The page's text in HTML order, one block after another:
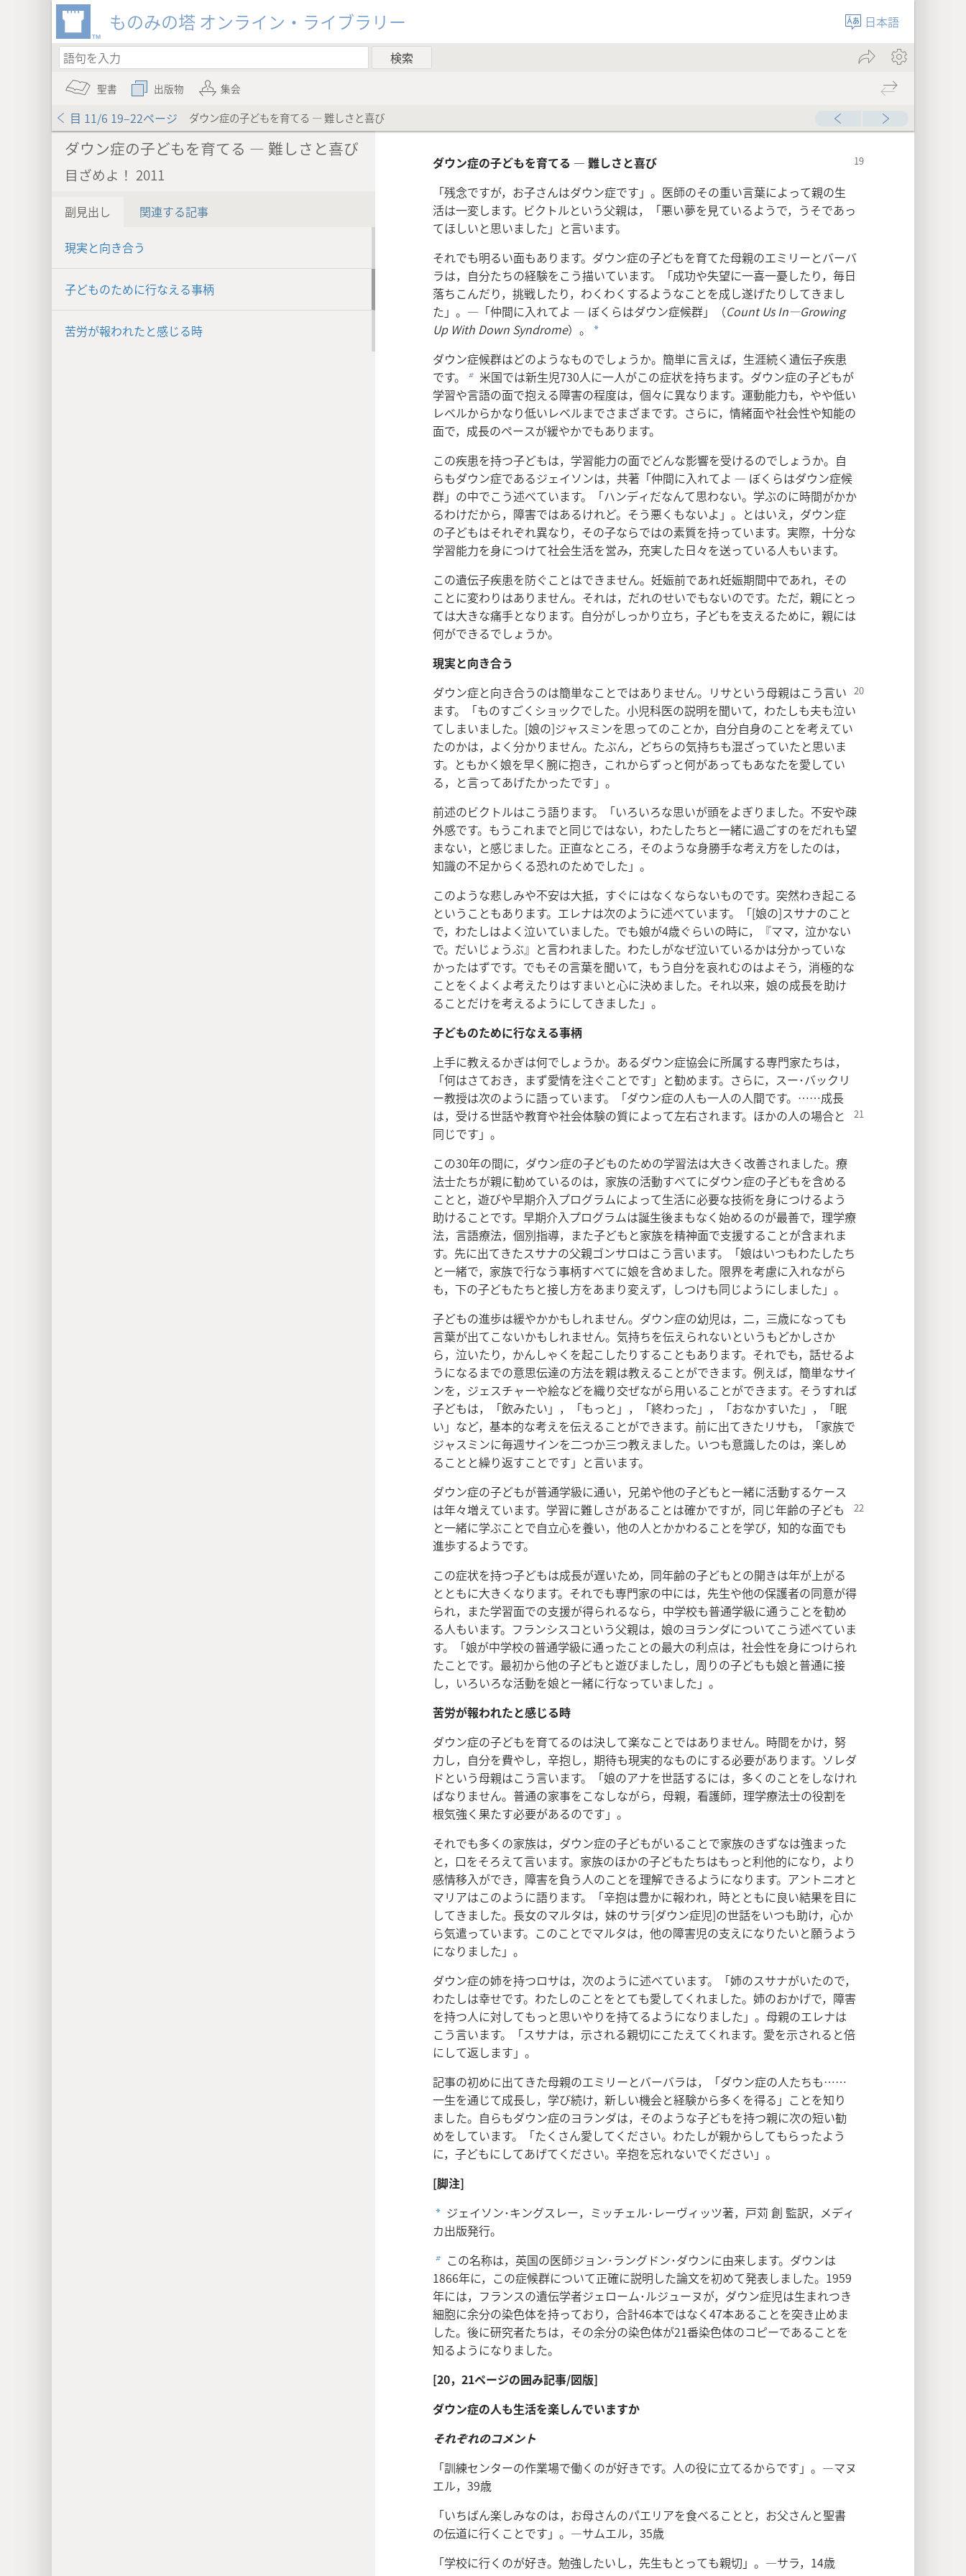
ものみの塔 オンライン・ライブラリー 日本語
聖書 出版物 集会
目 11/6 19–22ページ ダウン症の子どもを育てる ― 難しさと喜び
ダウン症の子どもを育てる ― 難しさと喜び
目ざめよ！ 2011
副見出し 関連する記事
現実と向き合う
子どものために行なえる事柄
苦労が報われたと感じる時
ダウン症の子どもを育てる ― 難しさと喜び
「残念ですが，お子さんはダウン症です」。医師のその重い言葉によって親の生
活は一変します。ビクトルという父親は，「悪い夢を見ているようで，うそであっ
てほしいと思いました」と言います。
それでも明るい面もあります。ダウン症の子どもを育てた母親のエミリーとバーバ
ラは，自分たちの経験をこう描いています。「成功や失望に一喜一憂したり，毎日
落ちこんだり，挑戦したり，わくわくするようなことを成し遂げたりしてきまし
た」。―「仲間に入れてよ ― ぼくらはダウン症候群」（Count Us In—Growing
Up With Down Syndrome）。 a
ダウン症候群はどのようなものでしょうか。簡単に言えば，生涯続く遺伝子疾患
です。
b 米国では新生児730人に一人がこの症状を持ちます。ダウン症の子どもが
学習や言語の面で抱える障害の程度は，個々に異なります。運動能力も，やや低い
レベルからかなり低いレベルまでさまざまです。さらに，情緒面や社会性や知能の
面で，成長のペースが緩やかでもあります。
この疾患を持つ子どもは，学習能力の面でどんな影響を受けるのでしょうか。自
らもダウン症であるジェイソンは，共著「仲間に入れてよ ― ぼくらはダウン症候
群」の中でこう述べています。「ハンディだなんて思わない。学ぶのに時間がかか
るわけだから，障害ではあるけれど。そう悪くもないよ」。とはいえ，ダウン症
の子どもはそれぞれ異なり，その子ならではの素質を持っています。実際，十分な
学習能力を身につけて社会生活を営み，充実した日々を送っている人もいます。
この遺伝子疾患を防ぐことはできません。妊娠前であれ妊娠期間中であれ，その
ことに変わりはありません。それは，だれのせいでもないのです。ただ，親にとっ
ては大きな痛手となります。自分がしっかり立ち，子どもを支えるために，親には
何ができるでしょうか。
現実と向き合う
ダウン症と向き合うのは簡単なことではありません。 リサという母親はこう言い
ます。「ものすごくショックでした。小児科医の説明を聞いて，わたしも夫も泣い
てしまいました。[娘の]ジャスミンを思ってのことか，自分自身のことを考えてい
たのかは，よく分かりません。たぶん，どちらの気持ちも混ざっていたと思いま
す。ともかく娘を早く腕に抱き，これからずっと何があってもあなたを愛してい
る，と言ってあげたかったです」。
前述のビクトルはこう語ります。「いろいろな思いが頭をよぎりました。不安や疎
外感です。もうこれまでと同じではない，わたしたちと一緒に過ごすのをだれも望
まない，と感じました。正直なところ，そのような身勝手な考え方をしたのは，
知識の不足からくる恐れのためでした」。
このような悲しみや不安は大抵，すぐにはなくならないものです。突然わき起こる
ということもあります。エレナは次のように述べています。「[娘の]スサナのこと
で，わたしはよく泣いていました。でも娘が4歳ぐらいの時に，『ママ，泣かない
で。だいじょうぶ』と言われました。わたしがなぜ泣いているかは分かっていな
かったはずです。でもその言葉を聞いて，もう自分を哀れむのはよそう，消極的な
ことをくよくよ考えたりはすまいと心に決めました。それ以来，娘の成長を助け
ることだけを考えるようにしてきました」。
子どものために行なえる事柄
上手に教えるかぎは何でしょうか。あるダウン症協会に所属する専門家たちは，
「何はさておき，まず愛情を注ぐことです」と勧めます。さらに，スー･バックリ
ー教授は次のように語っています。「ダウン症の人も一人の人間です。……成長
は，受ける世話や教育や社会体験の質によって左右されます。ほかの人の場合と
同じです」。
この30年の間に，ダウン症の子どものための学習法は大きく改善されました。療
法士たちが親に勧めているのは，家族の活動すべてにダウン症の子どもを含める
ことと，遊びや早期介入プログラムによって生活に必要な技術を身につけるよう
助けることです。早期介入プログラムは誕生後まもなく始めるのが最善で，理学療
法，言語療法，個別指導，また子どもと家族を精神面で支援することが含まれま
す。先に出てきたスサナの父親ゴンサロはこう言います。「娘はいつもわたしたち
と一緒で，家族で行なう事柄すべてに娘を含めました。限界を考慮に入れながら
も，下の子どもたちと接し方をあまり変えず，しつけも同じようにしました」。
子どもの進歩は緩やかかもしれません。ダウン症の幼児は，二，三歳になっても
言葉が出てこないかもしれません。気持ちを伝えられないというもどかしさか
ら，泣いたり，かんしゃくを起こしたりすることもあります。それでも，話せるよ
うになるまでの意思伝達の方法を親は教えることができます。例えば，簡単なサイ
ンを，ジェスチャーや絵などを織り交ぜながら用いることができます。そうすれば
子どもは，「飲みたい」，「もっと」，「終わった」，「おなかすいた」，「眠
い」など，基本的な考えを伝えることができます。前に出てきたリサも，「家族で
ジャスミンに毎週サインを二つか三つ教えました。いつも意識したのは，楽しめ
ることと繰り返すことです」と言います。
ダウン症の子どもが普通学級に通い，兄弟や他の子どもと一緒に活動するケース
は年々増えています。学習に難しさがあることは確かですが，同じ年齢の子ども
と一緒に学ぶことで自立心を養い，他の人とかかわることを学び，知的な面でも
進歩するようです。
この症状を持つ子どもは成長が遅いため，同年齢の子どもとの開きは年が上がる
とともに大きくなります。それでも専門家の中には，先生や他の保護者の同意が得
られ，また学習面での支援が得られるなら，中学校も普通学級に通うことを勧め
る人もいます。フランシスコという父親は，娘のヨランダについてこう述べていま
す。「娘が中学校の普通学級に通ったことの最大の利点は，社会性を身につけられ
たことです。最初から他の子どもと遊びましたし，周りの子どもも娘と普通に接
し，いろいろな活動を娘と一緒に行なっていました」。
苦労が報われたと感じる時
ダウン症の子どもを育てるのは決して楽なことではありません。時間をかけ，努
力し，自分を費やし，辛抱し，期待も現実的なものにする必要があります。ソレダ
ドという母親はこう言います。「娘のアナを世話するには，多くのことをしなけれ
ばなりません。普通の家事をこなしながら，母親，看護師，理学療法士の役割を
根気強く果たす必要があるのです」。
それでも多くの家族は，ダウン症の子どもがいることで家族のきずなは強まった
と，口をそろえて言います。家族のほかの子どもたちはもっと利他的になり，より
感情移入ができ，障害を負う人のことを理解できるようになります。アントニオと
マリアはこのように語ります。「辛抱は豊かに報われ，時とともに良い結果を目に
してきました。長女のマルタは，妹のサラ[ダウン症児]の世話をいつも助け，心か
ら気遣っています。このことでマルタは，他の障害児の支えになりたいと願うよう
になりました」。
ダウン症の姉を持つロサは，次のように述べています。「姉のスサナがいたので，
わたしは幸せです。わたしのことをとても愛してくれました。姉のおかげで，障害
を持つ人に対してもっと思いやりを持てるようになりました」。母親のエレナは
こう言います。「スサナは，示される親切にこたえてくれます。愛を示されると倍
にして返します」。
記事の初めに出てきた母親のエミリーとバーバラは，「ダウン症の人たちも……
一生を通じて成長し，学び続け，新しい機会と経験から多くを得る」ことを知り
ました。自らもダウン症のヨランダは，そのような子どもを持つ親に次の短い勧
めをしています。「たくさん愛してください。わたしが親からしてもらったよう
に，子どもにしてあげてください。辛抱を忘れないでください」。
[脚注]
a ジェイソン･キングスレー，ミッチェル･レーヴィッツ著，戸苅 創 監訳，メディ
カ出版発行。
b この名称は，英国の医師ジョン･ラングドン･ダウンに由来します。ダウンは
1866年に，この症候群について正確に説明した論文を初めて発表しました。1959
年には，フランスの遺伝学者ジェローム･ルジューヌが，ダウン症児は生まれつき
細胞に余分の染色体を持っており，合計46本ではなく47本あることを突き止めま
した。後に研究者たちは，その余分の染色体が21番染色体のコピーであることを
知るようになりました。
[20，21ページの囲み記事/図版]
ダウン症の人も生活を楽しんでいますか
それぞれのコメント
「訓練センターの作業場で働くのが好きです。人の役に立てるからです」。―マヌ
エル，39歳
「いちばん楽しみなのは，お母さんのパエリアを食べることと，お父さんと聖書
の伝道に行くことです」。―サムエル，35歳
「学校に行くのが好き。勉強したいし，先生もとっても親切」。―サラ，14歳